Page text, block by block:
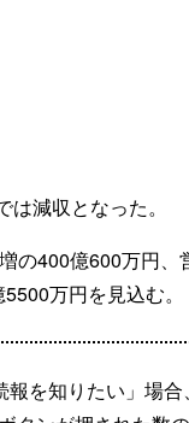
減収となった。
の400億600万円、
万円を見込む。
を知りたい」場合